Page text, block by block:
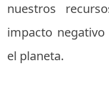
nuestros
impacto
el planeta.